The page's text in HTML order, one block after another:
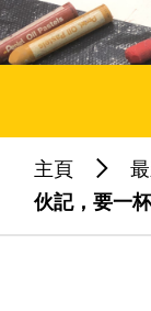
熱門關鍵字：
主頁
伙記，要一